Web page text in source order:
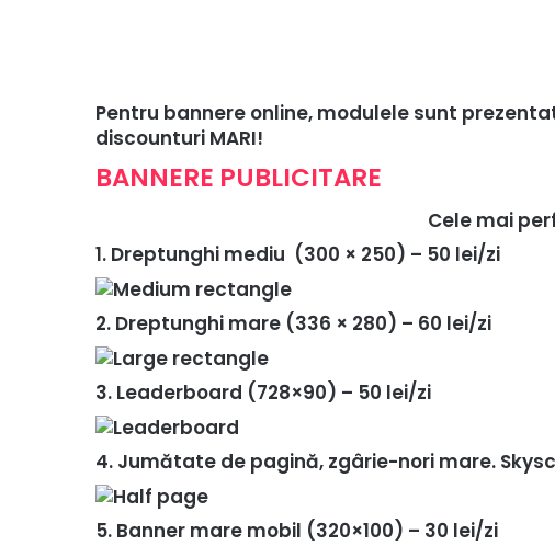
Pentru bannere online, modulele sunt
discounturi MARI!
BANNERE PUBLICITARE
Cele mai
1. Dreptunghi mediu (300 × 250) – 50 lei/zi
2. Dreptunghi mare (336 × 280) – 60 lei/zi
3. Leaderboard (728×90) – 50 lei/zi
4. Jumătate de pagină, zgârie-nori mare.
5. Banner mare mobil (320×100) – 30 lei/zi